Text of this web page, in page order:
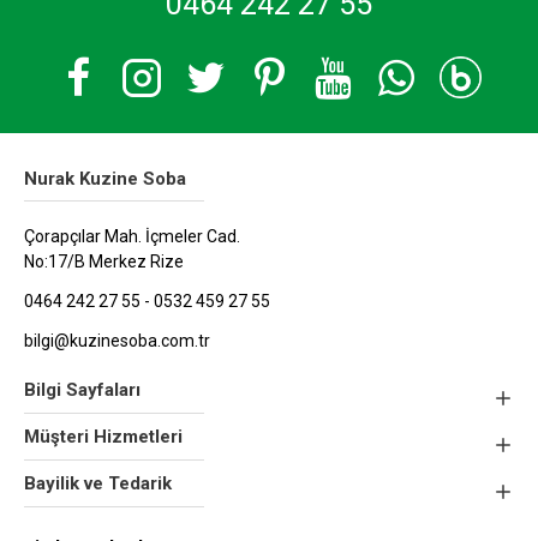
Nurak Kuzine Soba
Çorapçılar Mah. İçmeler Cad.
No:17/B Merkez Rize
0464 242 27 55 - 0532 459 27 55
bilgi@kuzinesoba.com.tr
Bilgi Sayfaları
Müşteri Hizmetleri
Bayilik ve Tedarik